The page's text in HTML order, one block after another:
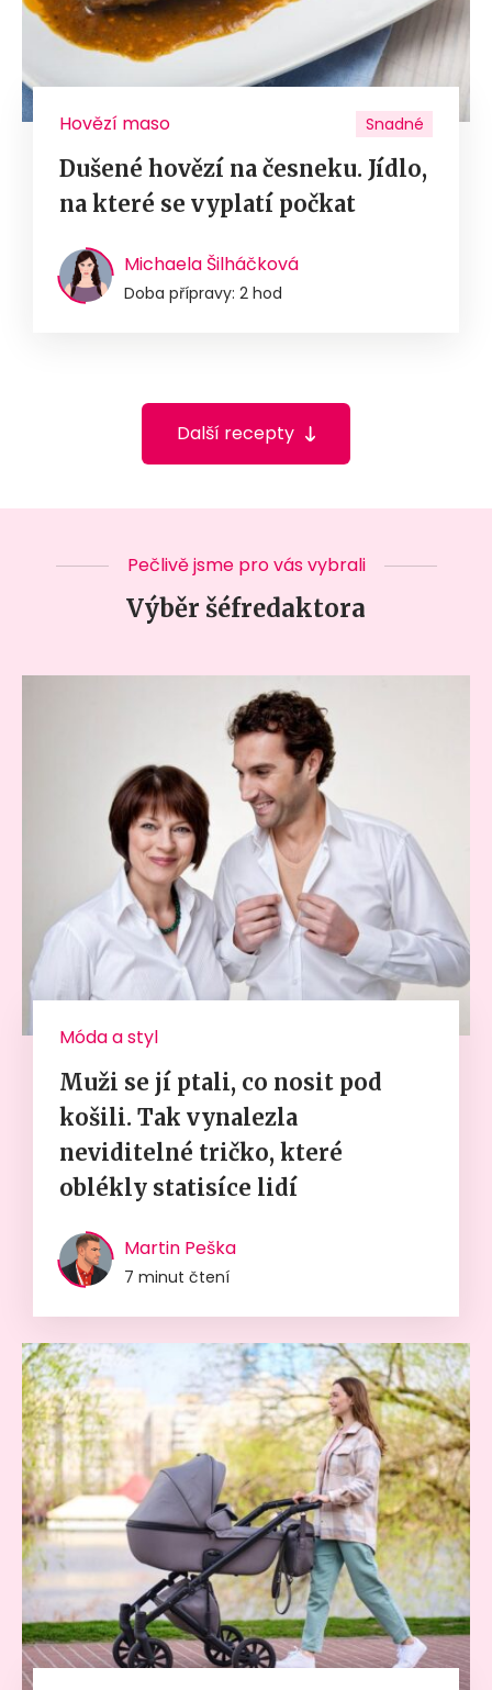
Hovězí maso Snadné
Dušené hovězí na česneku. Jídlo,
na které se vyplatí počkat
Michaela Šilháčková
Doba přípravy: 2 hod
Další recepty
Pečlivě jsme pro vás vybrali
Výběr šéfredaktora
Móda a styl
Muži se jí ptali, co nosit pod
košili. Tak vynalezla
neviditelné tričko, které
oblékly statisíce lidí
Martin Peška
7 minut čtení